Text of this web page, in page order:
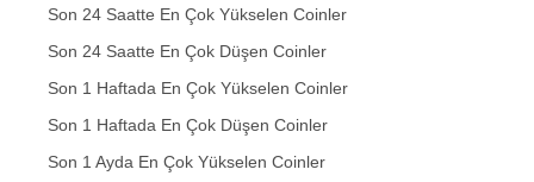
Son 24 Saatte En Çok Yükselen Coinler
Son 24 Saatte En Çok Düşen Coinler
Son 1 Haftada En Çok Yükselen Coinler
Son 1 Haftada En Çok Düşen Coinler
Son 1 Ayda En Çok Yükselen Coinler